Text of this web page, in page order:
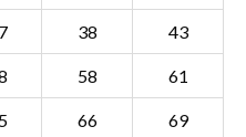
38 43
58 61
66 69